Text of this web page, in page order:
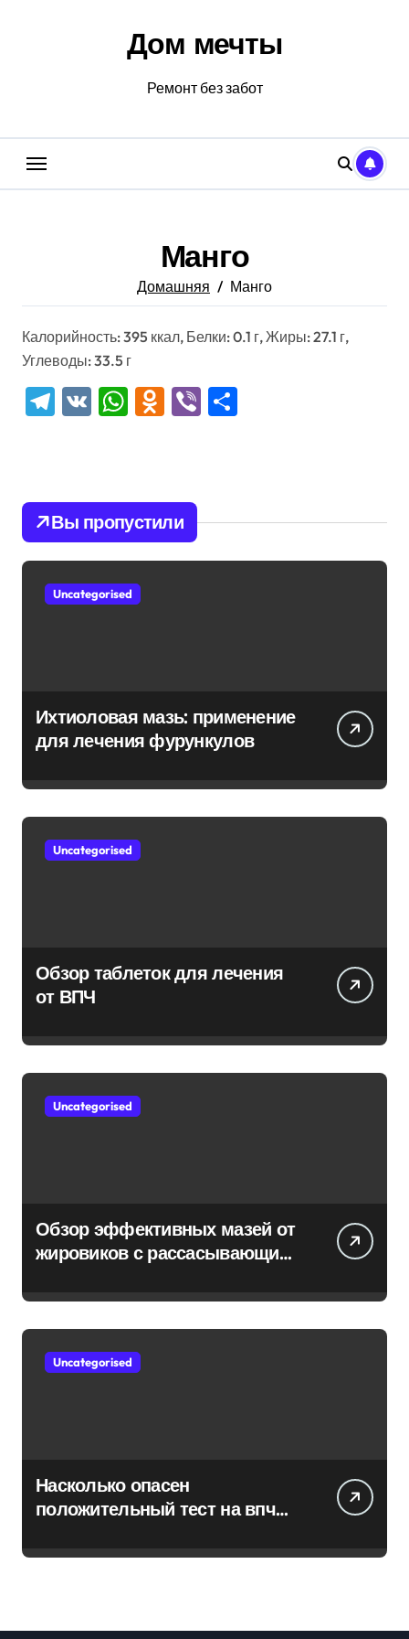
Дом мечты
Ремонт без забот
Манго
Домашняя Манго
Калорийность: 395 ккал, Белки: 0.1 г, Жиры: 27.1 г,
Углеводы: 33.5 г
Telegram
VK WhatsApp
Odnoklassniki
Viber
Вы пропустили
Uncategorised
Ихтиоловая мазь: применение
для лечения фурункулов
Uncategorised
Обзор таблеток для лечения
от ВПЧ
Uncategorised
Обзор эффективных мазей от
жировиков с рассасывающим
Uncategorised
Насколько опасен
положительный тест на впч